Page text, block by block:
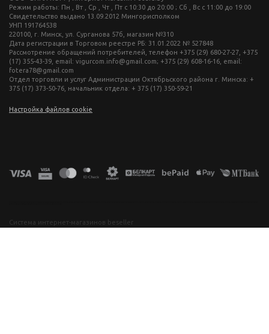
Режим работы: Пн , Вт , Ср , Чт , Пт c 10:30 до 20:00 ; Сб , Вс c 11:00 до 19:00
Свидетельство выдано 13.09.2012 Мингорисполком
УНП 191764538
220100, г. Минск, ул. Сурганова 57б, магазин №310
Дата регистрации в Торговом реестре РБ: 31.01.2022 № 527848
Рассмотрение обращений потребителей, телефон +375 (29) 680-27-27, +375
(17) 355-43-39, email: vigurcom.info@gmail.com; +375 (29) 608-16-16, email:
fotera78@gmail.com
Отдел торговли и услуг Администрации Октябрьского района г. Минска: +
375 (17) 373-50-76, начальник отдела: + 375 (17) 350-59-21
Настройка файлов cookie
Система интернет-магазинов beseller